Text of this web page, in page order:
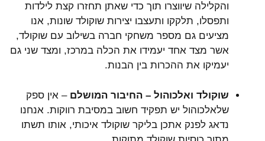
והקלילה שיווצרו תוך כדי שאתן תחזרו קצת לילדות
ותפסלו, תלקקו ותעצבו יצירות שוקולד שונות, אנו
מציעים גם מספר משחקי חברה בשילוב עם שוקולד,
אשר מצד אחד יעמידו את הכלה במרכז, ומצד שני גם
יעמיקו את ההכרות בין הבנות.
שוקולד ואלכוהול – החיבור המושלם – אין ספק
שלאלכוהול יש תפקיד חשוב במסיבת רווקות. אנחנו
נדאג לפנק אתכן בליקר שוקולד איכותי, אותו תשתו